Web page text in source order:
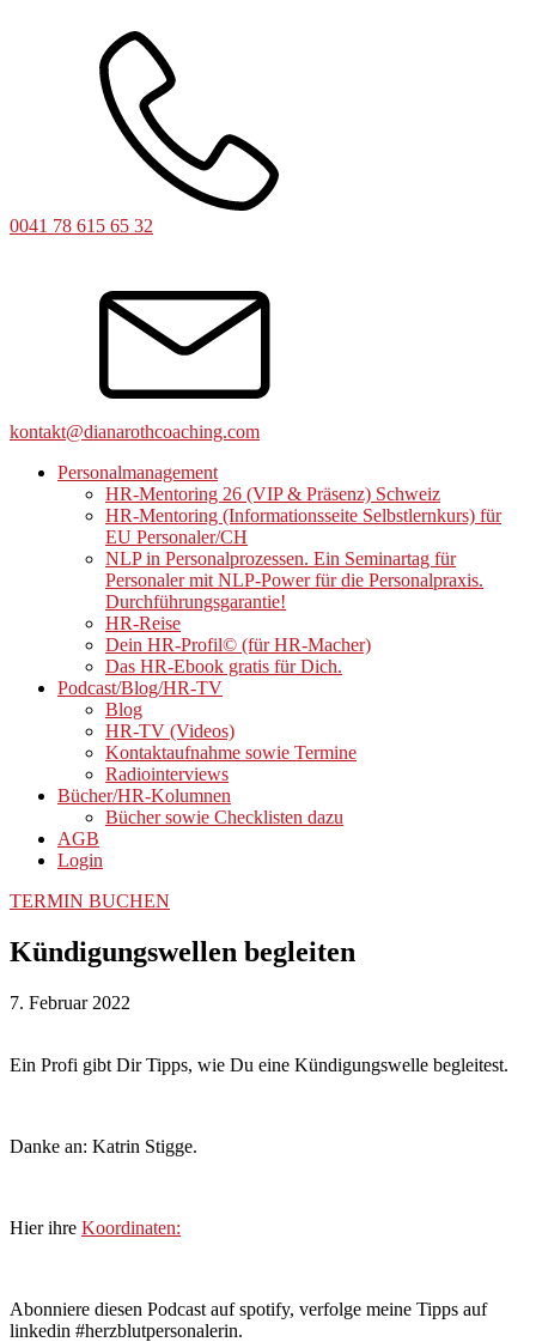
0041 78 615 65 32
kontakt@dianarothcoaching.com
Personalmanagement
HR-Mentoring 26 (VIP & Präsenz) Schweiz
HR-Mentoring (Informationsseite Selbstlernkurs) für
EU Personaler/CH
NLP in Personalprozessen. Ein Seminartag für
Personaler mit NLP-Power für die Personalpraxis.
Durchführungsgarantie!
HR-Reise
Dein HR-Profil© (für HR-Macher)
Das HR-Ebook gratis für Dich.
Podcast/Blog/HR-TV
Blog
HR-TV (Videos)
Kontaktaufnahme sowie Termine
Radiointerviews
Bücher/HR-Kolumnen
Bücher sowie Checklisten dazu
AGB
Login
TERMIN BUCHEN
Kündigungswellen begleiten
7. Februar 2022
Ein Profi gibt Dir Tipps, wie Du eine Kündigungswelle begleitest.
Danke an: Katrin Stigge.
Hier ihre Koordinaten:
Abonniere diesen Podcast auf spotify, verfolge meine Tipps auf
linkedin #herzblutpersonalerin.